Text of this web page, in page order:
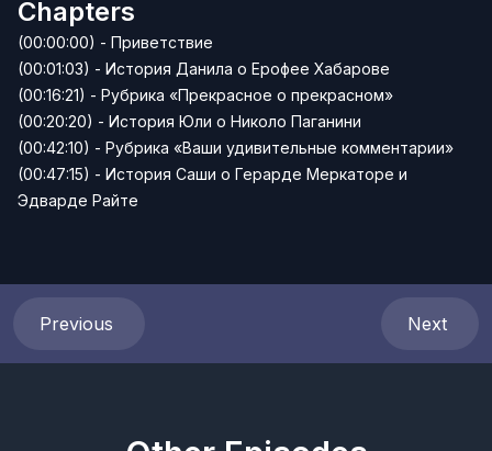
Chapters
(00:00:00) - Приветствие
(00:01:03) - История Данила о Ерофее Хабарове
(00:16:21) - Рубрика «Прекрасное о прекрасном»
(00:20:20) - История Юли о Николо Паганини
(00:42:10) - Рубрика «Ваши удивительные комментарии»
(00:47:15) - История Саши о Герарде Меркаторе и
Эдварде Райте
Previous Next